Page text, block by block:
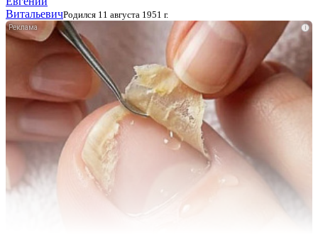
ВитальевичРодился 11 августа 1951 г.
i